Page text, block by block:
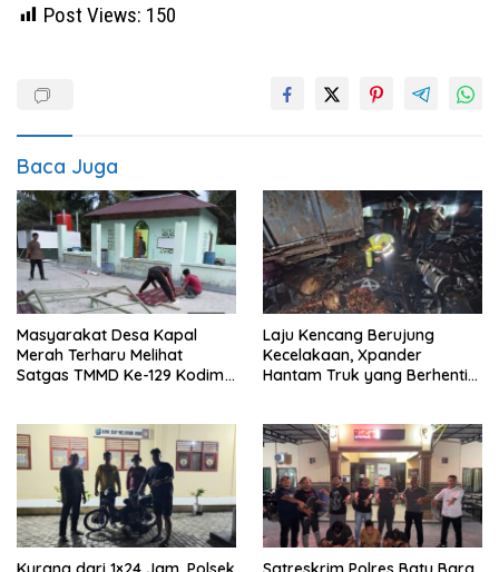
Post Views: 150
Baca Juga
Masyarakat Desa Kapal
Merah Terharu Melihat
Satgas TMMD Ke-129 Kodim
Mushollah Al Maghribi
Laju Kencang Berujung
Kecelakaan, Xpander
Hantam Truk yang Berhenti